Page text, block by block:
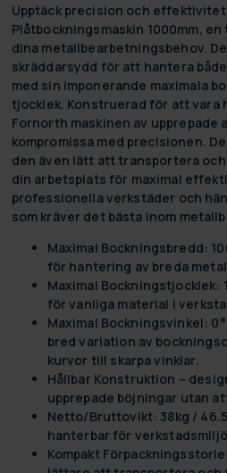
Upptäck precision och
Plåtbockningsmaskin 1000mm,
dina metallbearbetningsbehov.
skräddarsydd för att hantera
med sin imponerande maximala
tjocklek. Konstruerad för att vara
Fornorth maskinen av upprepade
kompromissa med precisionen.
den även lätt att transportera
din arbetsplats för maximal
professionella verkstäder och
som kräver det bästa inom
Maximal Bockningsbredd:
för hantering av breda
Maximal Bockningstjocklek:
för vanliga material i
Maximal Bockningsvinkel: 0°
bred variation av
kurvor till skarpa vinklar.
Hållbar Konstruktion –
upprepade böjningar utan
Netto/Bruttovikt: 38kg /
hanterbar för
Kompakt